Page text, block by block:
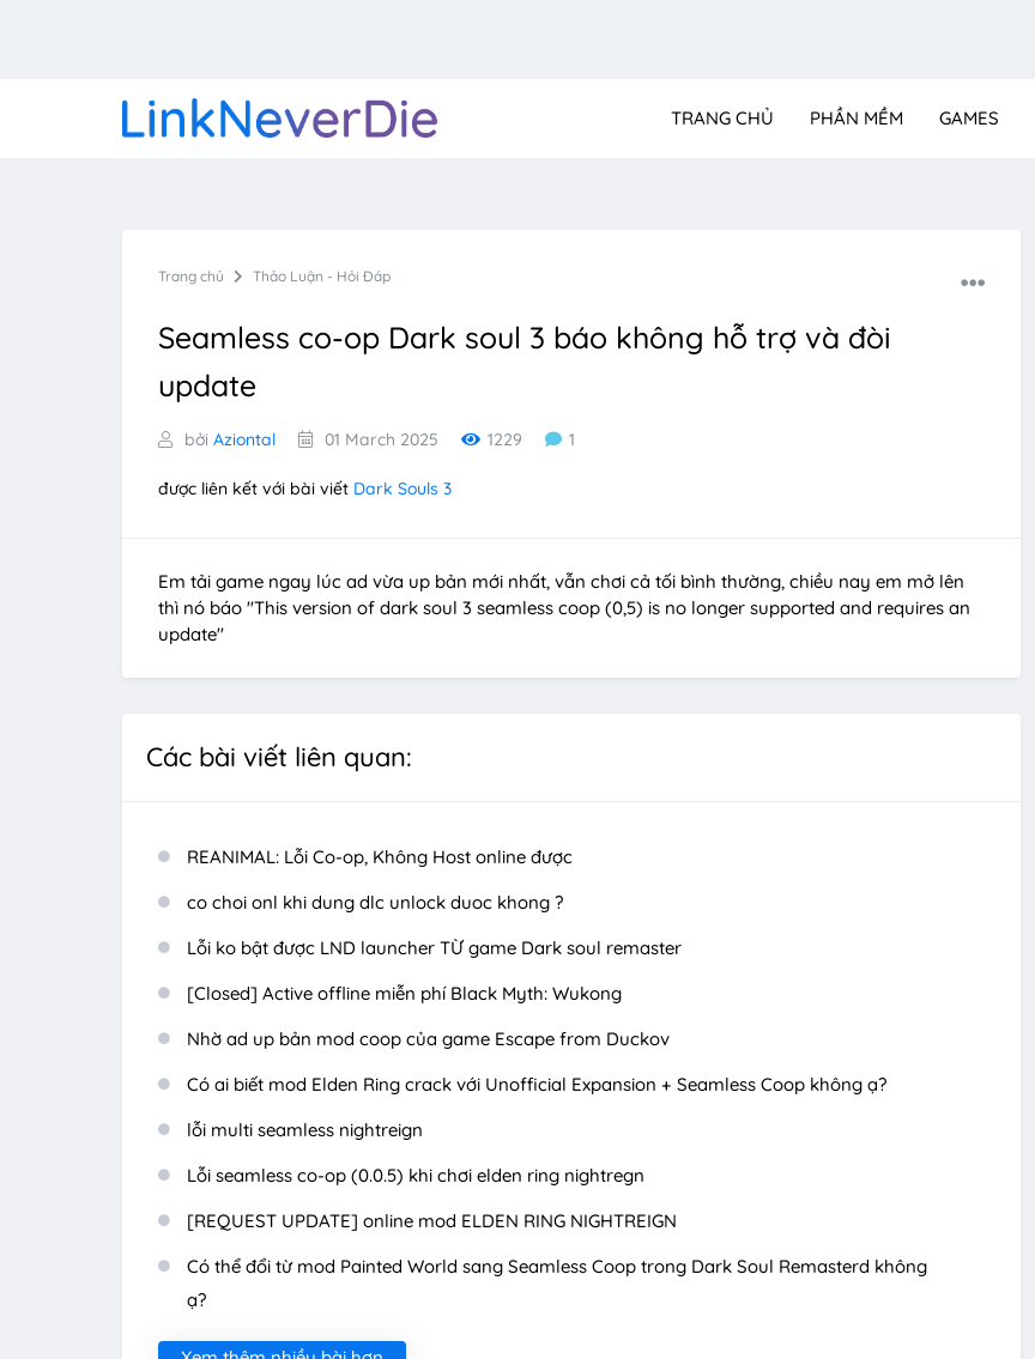
TRANG CHỦ PHẦN MỀM GAMES
Trang chủ Thảo Luận - Hỏi Đáp
Seamless co-op Dark soul 3 báo không hỗ trợ và đòi
update
bởi Aziontal 01 March 2025 1229 1
được liên kết với bài viết Dark Souls 3
Em tải game ngay lúc ad vừa up bản mới nhất, vẫn chơi cả tối bình thường, chiều nay em mở lên
thì nó báo "This version of dark soul 3 seamless coop (0,5) is no longer supported and requires an
update"
Các bài viết liên quan:
REANIMAL: Lỗi Co-op, Không Host online được
co choi onl khi dung dlc unlock duoc khong ?
Lỗi ko bật được LND launcher TỪ game Dark soul remaster
[Closed] Active offline miễn phí Black Myth: Wukong
Nhờ ad up bản mod coop của game Escape from Duckov
Có ai biết mod Elden Ring crack với Unofficial Expansion + Seamless Coop không ạ?
lỗi multi seamless nightreign
Lỗi seamless co-op (0.0.5) khi chơi elden ring nightregn
[REQUEST UPDATE] online mod ELDEN RING NIGHTREIGN
Có thể đổi từ mod Painted World sang Seamless Coop trong Dark Soul Remasterd không
ạ?